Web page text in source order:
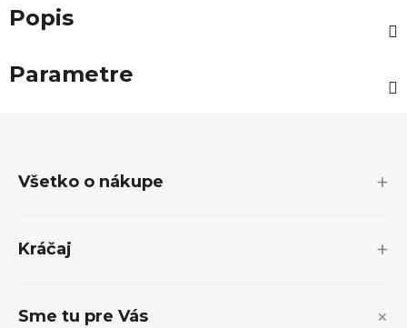
Popis
Parametre
Všetko o nákupe
Kráčaj
Sme tu pre Vás